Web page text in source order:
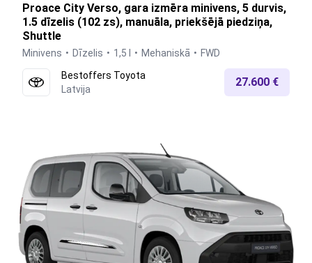
Proace City Verso, gara izmēra minivens, 5 durvis,
1.5 dīzelis (102 zs), manuāla, priekšējā piedziņa,
Shuttle
Minivens Dīzelis 1,5 l Mehaniskā
FWD
Bestoffers Toyota
Latvija
27.600 €